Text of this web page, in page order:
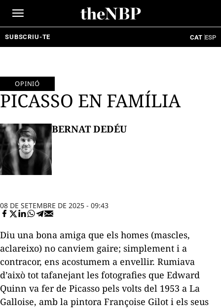
SUBSCRIU-TE CAT ESP
OPINIÓ
PICASSO EN FAMÍLIA
BERNAT DEDÉU
08 DE SETEMBRE DE 2025 - 09:43
Diu una bona amiga que els homes (mascles,
aclareixo) no canviem gaire; simplement i a
contracor, ens acostumem a envellir. Rumiava
d’això tot tafanejant les fotografies que Edward
Quinn va fer de Picasso pels volts del 1953 a La
Galloise, amb la pintora Françoise Gilot i els seus